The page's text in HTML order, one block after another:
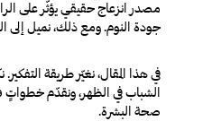
مصدر انزعاج حقيقي يؤثّر على
جودة النوم. ومع ذلك، نميل إلى
في هذا المقال، نغيّر طريقة
الشباب في الظهر، ونقدّم خطواتٍ
صحة البشرة.